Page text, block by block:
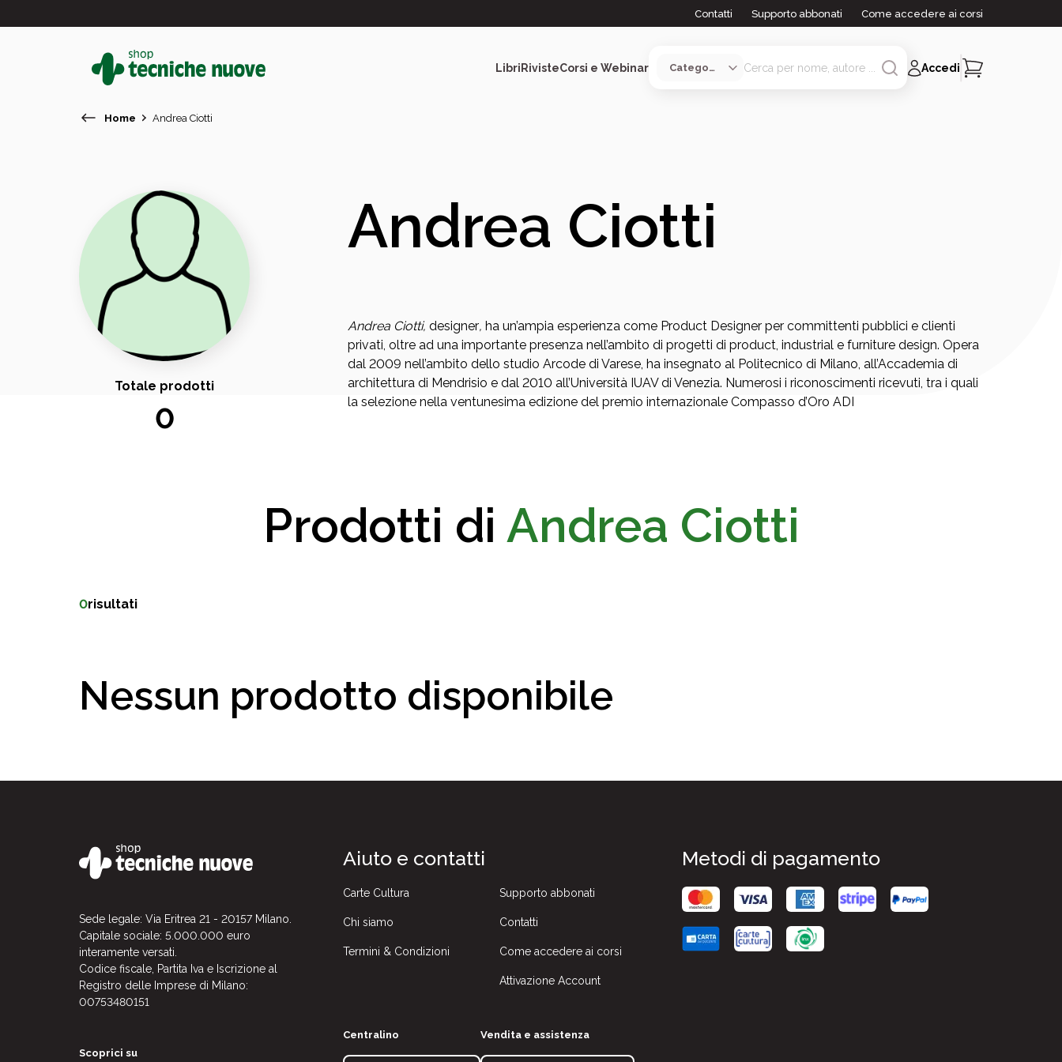
Contatti Supporto abbonati Come accedere ai corsi
LibriRivisteCorsi e Webinar
In primo piano
Accedi
Home Andrea Ciotti
Totale prodotti
0
Andrea Ciotti
Andrea Ciotti, designer, ha un’ampia esperienza come Product Designer per committenti pubblici e clienti
privati, oltre ad una importante presenza nell’ambito di progetti di product, industrial e furniture design. Opera
dal 2009 nell’ambito dello studio Arcode di Varese, ha insegnato al Politecnico di Milano, all’Accademia di
architettura di Mendrisio e dal 2010 all’Università IUAV di Venezia. Numerosi i riconoscimenti ricevuti, tra i quali
la selezione nella ventunesima edizione del premio internazionale Compasso d’Oro ADI
Prodotti di Andrea Ciotti
0risultati
Nessun prodotto disponibile
Sede legale: Via Eritrea 21 - 20157 Milano.
Capitale sociale: 5.000.000 euro
interamente versati.
Codice fiscale, Partita Iva e Iscrizione al
Registro delle Imprese di Milano:
00753480151
Scoprici su
Aiuto e contatti
Carte Cultura
Chi siamo
Termini & Condizioni
Supporto abbonati
Contatti
Come accedere ai corsi
Attivazione Account
Centralino Vendita e assistenza
Metodi di pagamento